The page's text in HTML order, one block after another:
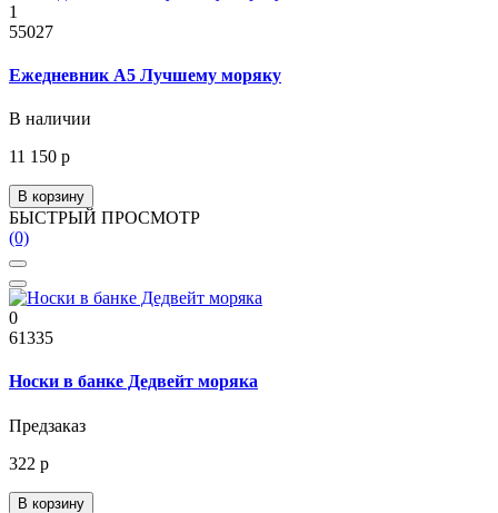
1
55027
Ежедневник А5 Лучшему моряку
В наличии
11 150 р
В корзину
БЫСТРЫЙ ПРОСМОТР
(0)
0
61335
Носки в банке Дедвейт моряка
Предзаказ
322 р
В корзину